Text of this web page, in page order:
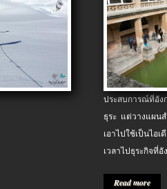
ประสบการณ์ที่อัง
ธุระ แต่วางแผน
เอาไปใช้เป็นไอ
เวลาไปธุระกิจที่อั
Read more